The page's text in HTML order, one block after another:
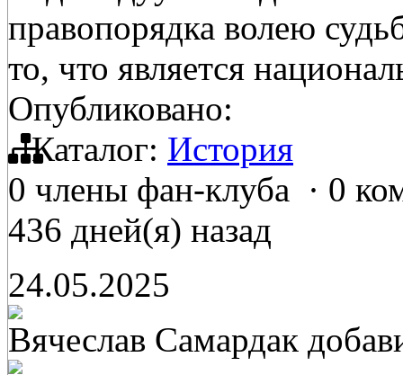
правопорядка волею
то, что является
Опубликовано:
Каталог: История
0 члены фан-клуба · 0
436 дней(я) назад
24.05.2025
Вячеслав Самардак